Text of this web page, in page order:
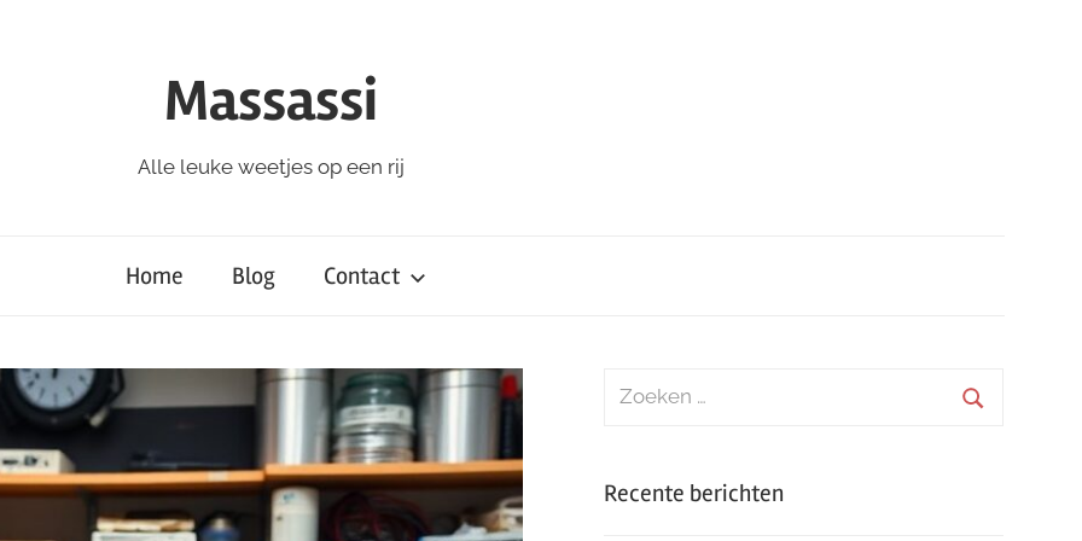
Massassi
Alle leuke weetjes op een rij
Home Blog Contact
Zoeken
Recente berichten